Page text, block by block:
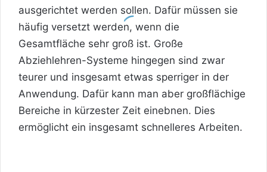
ausgerichtet werden sollen. Dafür müssen sie
häufig versetzt werden, wenn die
Gesamtfläche sehr groß ist. Große
Abziehlehren-Systeme hingegen sind zwar
teurer und insgesamt etwas sperriger in der
Anwendung. Dafür kann man aber großflächige
Bereiche in kürzester Zeit einebnen. Dies
ermöglicht ein insgesamt schnelleres Arbeiten.